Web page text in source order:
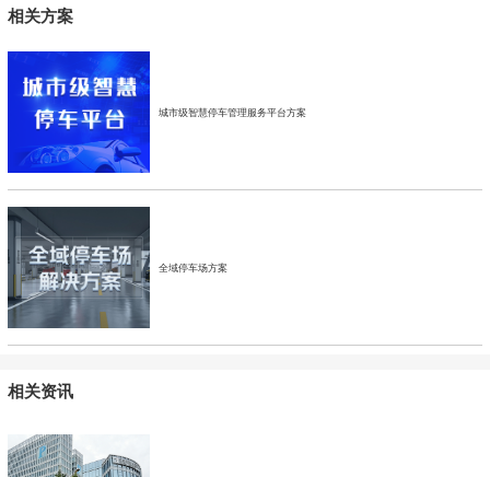
相关方案
城市级智慧停车管理服务平台方案
全域停车场方案
相关资讯